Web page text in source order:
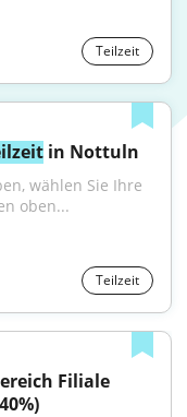
Teilzeit
in Nottuln
wählen Sie Ihre
oben...
Teilzeit
Filiale